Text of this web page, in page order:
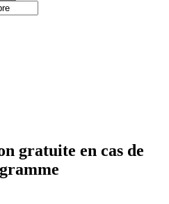
gratuite en cas de